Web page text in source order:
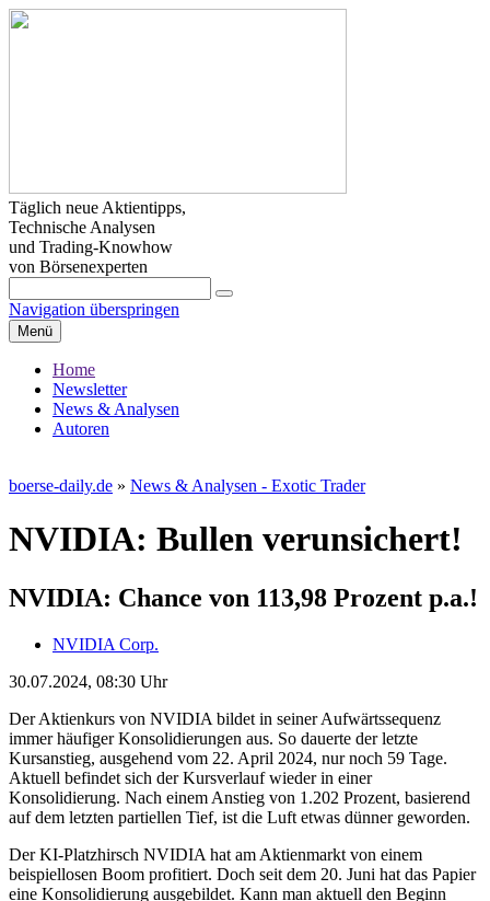
Täglich neue Aktientipps,
Technische Analysen
und Trading-Knowhow
von Börsenexperten
Navigation überspringen
Menü
Home
Newsletter
News & Analysen
Autoren
boerse-daily.de » News & Analysen - Exotic Trader
NVIDIA: Bullen verunsichert!
NVIDIA: Chance von 113,98 Prozent p.a.!
NVIDIA Corp.
30.07.2024, 08:30 Uhr
Der Aktienkurs von NVIDIA bildet in seiner Aufwärtssequenz
immer häufiger Konsolidierungen aus. So dauerte der letzte
Kursanstieg, ausgehend vom 22. April 2024, nur noch 59 Tage.
Aktuell befindet sich der Kursverlauf wieder in einer
Konsolidierung. Nach einem Anstieg von 1.202 Prozent, basierend
auf dem letzten partiellen Tief, ist die Luft etwas dünner geworden.
Der KI-Platzhirsch NVIDIA hat am Aktienmarkt von einem
beispiellosen Boom profitiert. Doch seit dem 20. Juni hat das Papier
eine Konsolidierung ausgebildet. Kann man aktuell den Beginn